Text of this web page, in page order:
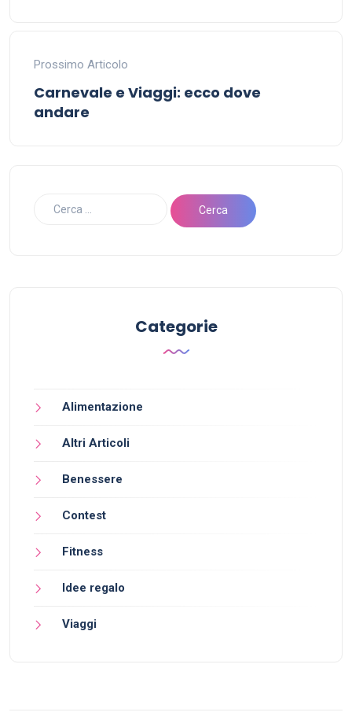
Prossimo Articolo
Carnevale e Viaggi: ecco dove
andare
Categorie
Alimentazione
Altri Articoli
Benessere
Contest
Fitness
Idee regalo
Viaggi